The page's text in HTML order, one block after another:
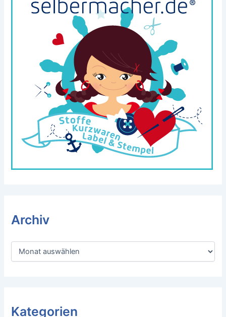
Archiv
A
Kategorien